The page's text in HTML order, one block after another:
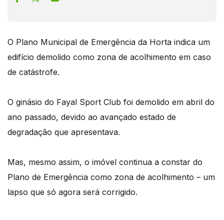
O Plano Municipal de Emergência da Horta indica um
edifício demolido como zona de acolhimento em caso
de catástrofe.
O ginásio do Fayal Sport Club foi demolido em abril do
ano passado, devido ao avançado estado de
degradação que apresentava.
Mas, mesmo assim, o imóvel continua a constar do
Plano de Emergência como zona de acolhimento – um
lapso que só agora será corrigido.